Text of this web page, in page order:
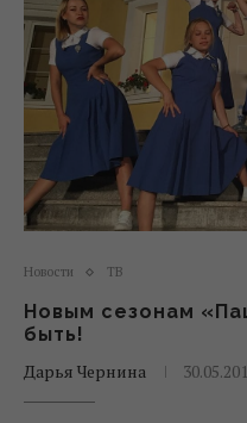
Новости ТВ
Новым сезонам
быть!
Дарья Чернина